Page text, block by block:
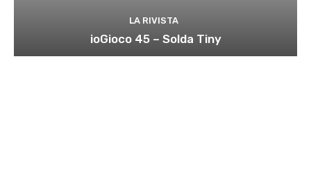
LA RIVISTA
ioGioco 45 – Solda Tiny